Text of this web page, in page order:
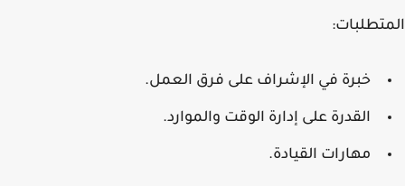
المتطلبات:
خبرة في الإشراف على فرق العمل.
القدرة على إدارة الوقت والموارد.
مهارات القيادة.